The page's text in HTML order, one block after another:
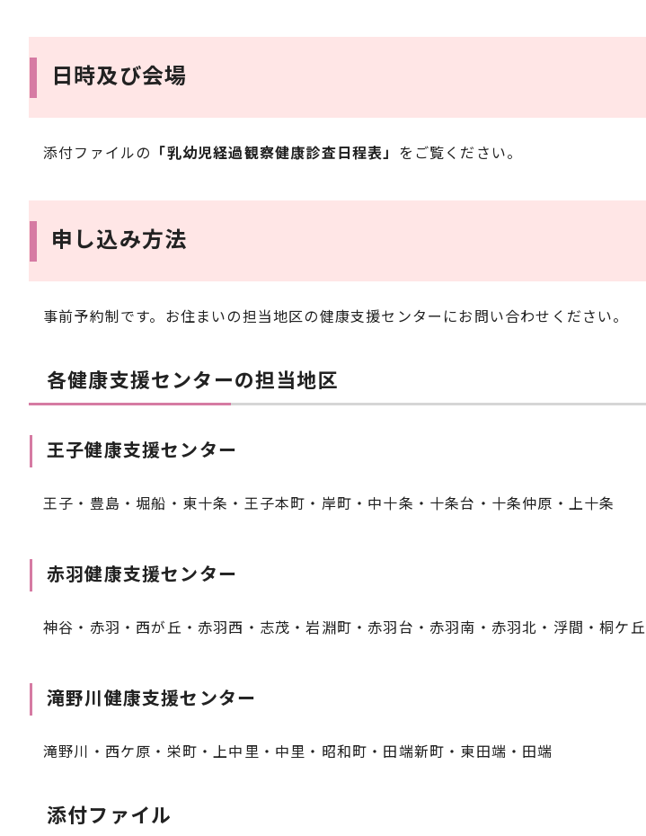
日時及び会場
添付ファイルの 「乳幼児経過観察健康診査日程表」 をご覧ください。
申し込み方法
事前予約制です。お住まいの担当地区の健康支援センターにお問い合わせください。
各健康支援センターの担当地区
王子健康支援センター
王子・豊島・堀船・東十条・王子本町・岸町・中十条・十条台・十条仲原・上十条
赤羽健康支援センター
神谷・赤羽・西が丘・赤羽西・志茂・岩淵町・赤羽台・赤羽南・赤羽北・浮間・桐ケ丘
滝野川健康支援センター
滝野川・西ケ原・栄町・上中里・中里・昭和町・田端新町・東田端・田端
添付ファイル